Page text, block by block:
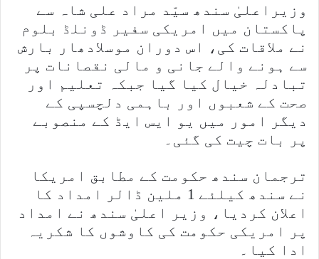
وزیراعلیٰ سندھ سیّد مراد علی شاہ سے
پاکستان میں امریکی سفیر ڈونلڈ بلوم
نے ملاقات کی، اس دوران موسلادھار بارش
سے ہونے والے جانی و مالی نقصانات پر
تبادلہ خیال کیا گیا جبکہ تعلیم اور
صحت کے شعبوں اور باہمی دلچسپی کے
دیگر امور میں یو ایس ایڈ کے منصوبے
پر بات چیت کی گئی۔
ترجمان سندھ حکومت کے مطابق امریکا
نے سندھ کیلئے 1 ملین ڈالر امداد کا
اعلان کردیا، وزیر اعلیٰ سندھ نے امداد
پر امریکی حکومت کی کاوشوں کا شکریہ
ادا کیا۔